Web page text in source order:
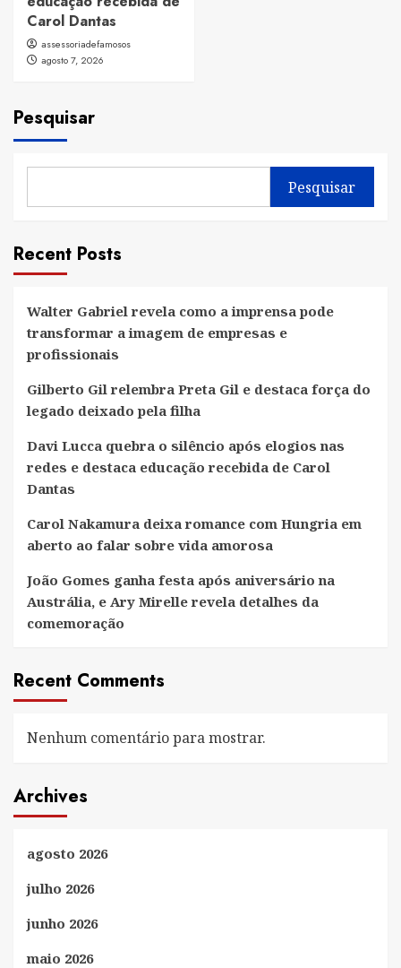
Carol Dantas
assessoriadefamosos
agosto 7, 2026
Pesquisar
Pesquisar
Recent Posts
Walter Gabriel revela como a imprensa pode
transformar a imagem de empresas e
profissionais
Gilberto Gil relembra Preta Gil e destaca força do
legado deixado pela filha
Davi Lucca quebra o silêncio após elogios nas
redes e destaca educação recebida de Carol
Dantas
Carol Nakamura deixa romance com Hungria em
aberto ao falar sobre vida amorosa
João Gomes ganha festa após aniversário na
Austrália, e Ary Mirelle revela detalhes da
comemoração
Recent Comments
Nenhum comentário para mostrar.
Archives
agosto 2026
julho 2026
junho 2026
maio 2026